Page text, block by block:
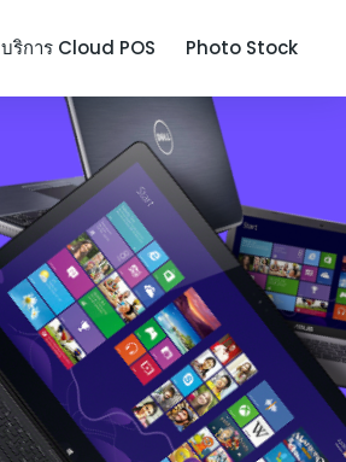
บริการ Cloud POS Photo Stock